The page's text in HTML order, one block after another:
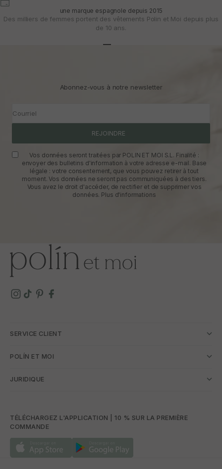
une marque espagnole depuis 2015
Des milliers de femmes portent des vêtements Polin et Moi depuis plus
de 10 ans.
Abonnez-vous à notre newsletter
Courriel
REJOINDRE
Vos données seront traitées par POLIN ET MOI S.L. Finalité :
envoyer des bulletins d'information à votre adresse e-mail. Base
légale : votre consentement, que vous pouvez retirer à tout
moment. Vos données ne seront pas communiquées à des tiers.
Vous avez le droit d'accéder, de rectifier et de supprimer vos
données. Plus d'informations
SERVICE CLIENT
POLÍN ET MOI
JURIDIQUE
TÉLÉCHARGEZ L'APPLICATION | 10 % SUR LA PREMIÈRE
COMMANDE